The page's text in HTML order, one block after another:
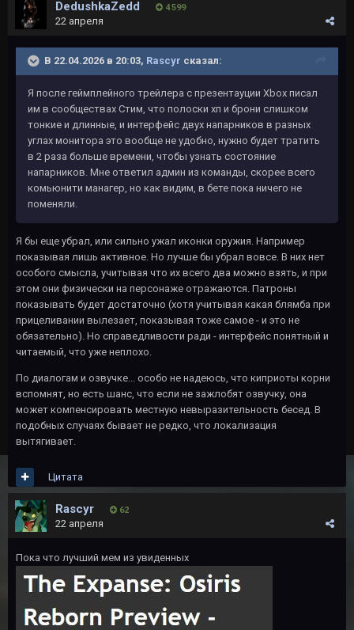
DedushkaZedd 4 599
22 апреля
В 22.04.2026 в 20:03, Rascyr сказал:
Я после геймплейного трейлера с презентауции Xbox писал
им в сообществах Стим, что полоски хп и брони слишком
тонкие и длинные, и интерфейс двух напарников в разных
углах монитора это вообще не удобно, нужно будет тратить
в 2 раза больше времени, чтобы узнать состояние
напарников. Мне ответил админ из команды, скорее всего
комьюнити манагер, но как видим, в бете пока ничего не
поменяли.
Я бы еще убрал, или сильно ужал иконки оружия. Например
показывая лишь активное. Но лучше бы убрал вовсе. В них нет
особого смысла, учитывая что их всего два можно взять, и при
этом они физически на персонаже отражаются. Патроны
показывать будет достаточно (хотя учитывая какая блямба при
прицеливании вылезает, показывая тоже самое - и это не
обязательно). Но справедливости ради - интерфейс понятный и
читаемый, что уже неплохо.
По диалогам и озвучке... особо не надеюсь, что киприоты корни
вспомнят, но есть шанс, что если не зажлобят озвучку, она
может компенсировать местную невыразительность бесед. В
подобных случаях бывает не редко, что локализация
вытягивает.
Цитата
Rascyr 62
22 апреля
Пока что лучший мем из увиденных